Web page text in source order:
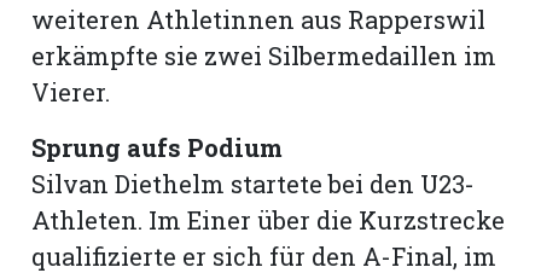
weiteren Athletinnen aus Rapperswil
erkämpfte sie zwei Silbermedaillen im
Vierer.
Sprung aufs Podium
Silvan Diethelm startete bei den U23-
Athleten. Im Einer über die Kurzstrecke
qualifizierte er sich für den A-Final, im